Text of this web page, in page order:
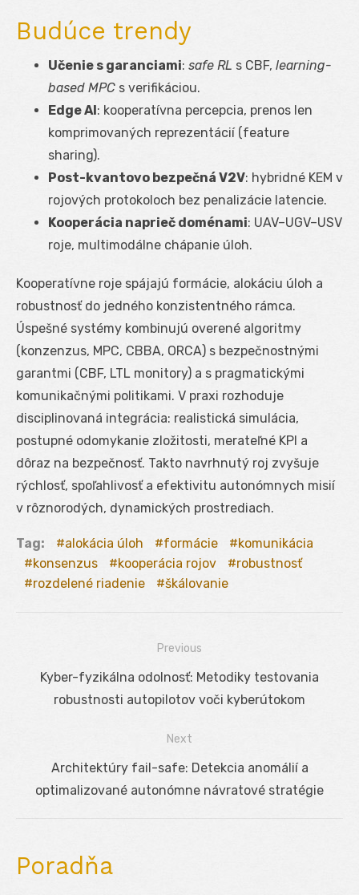
Budúce trendy
Učenie s garanciami: safe RL s CBF, learning-
based MPC s verifikáciou.
Edge AI : kooperatívna percepcia, prenos len
komprimovaných reprezentácií (feature
sharing).
Post-kvantovo bezpečná V2V: hybridné KEM v
rojových protokoloch bez penalizácie latencie.
Kooperácia naprieč doménami: UAV–UGV–USV
roje, multimodálne chápanie úloh.
Kooperatívne roje spájajú formácie, alokáciu úloh a
robustnosť do jedného konzistentného rámca.
Úspešné systémy kombinujú overené algoritmy
(konzenzus, MPC, CBBA, ORCA) s bezpečnostnými
garantmi (CBF, LTL monitory) a s pragmatickými
komunikačnými politikami. V praxi rozhoduje
disciplinovaná integrácia: realistická simulácia,
postupné odomykanie zložitosti, merateľné KPI a
dôraz na bezpečnosť. Takto navrhnutý roj zvyšuje
rýchlosť, spoľahlivosť a efektivitu autonómnych misií
v rôznorodých, dynamických prostrediach.
Tag: alokácia úloh formácie
komunikácia
konsenzus
kooperácia rojov
robustnosť
rozdelené riadenie
škálovanie
Navigácia
Previous
Previous
Kyber-fyzikálna odolnosť: Metodiky testovania
robustnosti autopilotov voči kyberútokom
Next
Next
post:
Architektúry fail-safe: Detekcia anomálií a
optimalizované autonómne návratové stratégie
Poradňa